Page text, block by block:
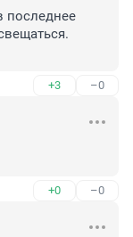
последнее
+3 –0
+0 –0